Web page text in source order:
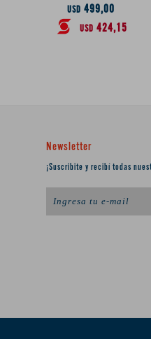
USD 499,00
USD 424,15
Newsletter
¡Suscribite y recibí todas